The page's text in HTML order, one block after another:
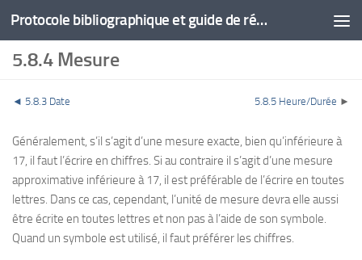
Protocole bibliographique et guide de rédaction
5.8.4 Mesure
◄ 5.8.3 Date 5.8.5 Heure/Durée ►
Généralement, s’il s’agit d’une mesure exacte, bien qu’inférieure à
17, il faut l’écrire en chiffres. Si au contraire il s’agit d’une mesure
approximative inférieure à 17, il est préférable de l’écrire en toutes
lettres. Dans ce cas, cependant, l’unité de mesure devra elle aussi
être écrite en toutes lettres et non pas à l’aide de son symbole.
Quand un symbole est utilisé, il faut préférer les chiffres.